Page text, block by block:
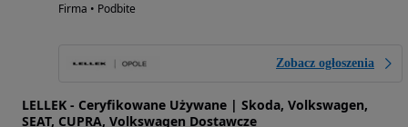
Firma • Podbite
Zobacz ogłoszenia
LELLEK - Ceryfikowane Używane | Skoda, Volkswagen,
SEAT, CUPRA, Volkswagen Dostawcze